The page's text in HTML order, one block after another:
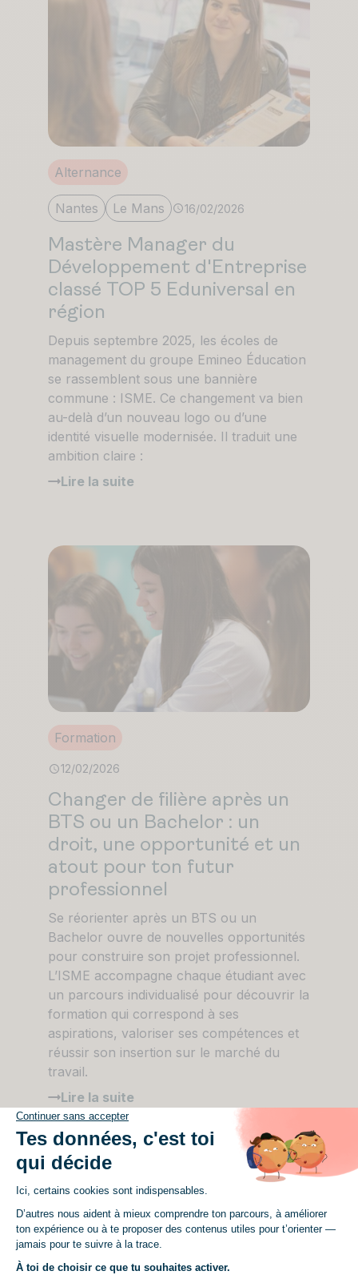
Alternance
Nantes Le Mans 16/02/2026
Mastère Manager du
Développement d'Entreprise
classé TOP 5 Eduniversal en
région
Depuis septembre 2025, les écoles de
management du groupe Emineo Éducation
se rassemblent sous une bannière
commune : ISME. Ce changement va bien
au-delà d’un nouveau logo ou d’une
identité visuelle modernisée. Il traduit une
ambition claire :
Lire la suite
Formation
12/02/2026
Changer de filière après un
BTS ou un Bachelor : un
droit, une opportunité et un
atout pour ton futur
professionnel
Se réorienter après un BTS ou un
Bachelor ouvre de nouvelles opportunités
pour construire son projet professionnel.
L’ISME accompagne chaque étudiant avec
un parcours individualisé pour découvrir la
formation qui correspond à ses
aspirations, valoriser ses compétences et
réussir son insertion sur le marché du
travail.
Lire la suite